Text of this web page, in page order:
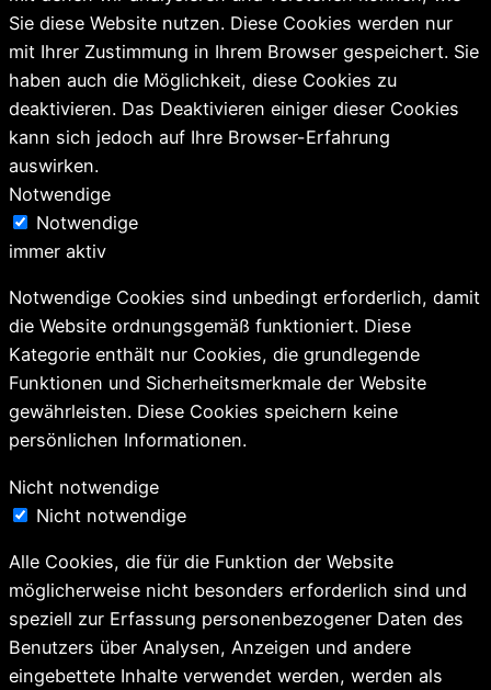
Sie diese Website nutzen. Diese Cookies werden nur
mit Ihrer Zustimmung in Ihrem Browser gespeichert. Sie
haben auch die Möglichkeit, diese Cookies zu
deaktivieren. Das Deaktivieren einiger dieser Cookies
kann sich jedoch auf Ihre Browser-Erfahrung
auswirken.
Notwendige
Notwendige
immer aktiv
Notwendige Cookies sind unbedingt erforderlich, damit
die Website ordnungsgemäß funktioniert. Diese
Kategorie enthält nur Cookies, die grundlegende
Funktionen und Sicherheitsmerkmale der Website
gewährleisten. Diese Cookies speichern keine
persönlichen Informationen.
Nicht notwendige
Nicht notwendige
Alle Cookies, die für die Funktion der Website
möglicherweise nicht besonders erforderlich sind und
speziell zur Erfassung personenbezogener Daten des
Benutzers über Analysen, Anzeigen und andere
eingebettete Inhalte verwendet werden, werden als